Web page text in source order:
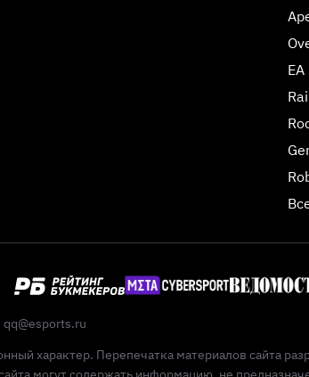
qq@esports.ru
характер. Перепечатка материалов сайта